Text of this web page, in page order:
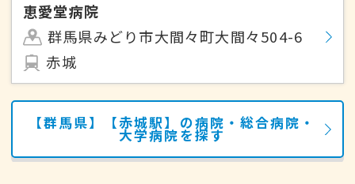
恵愛堂病院
群馬県みどり市大間々町大間々504-6
赤城
【群馬県】【赤城駅】の病院・総合病院・
大学病院を探す